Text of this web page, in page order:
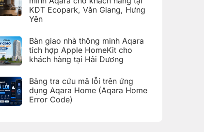
phơi
thông
minh
Aqara
Aqara
Home
ở
Hoàn
thiện
bàn
thống
nhà
thông
minh
khách
hàng
tại
KDT
KDT Ecopark, Văn Giang, Hưng
Yên
bình
luận
ở
Hoàn
giao
nhà
thông
minh
Aqara
Bàn giao nhà thông minh Aqara
tích hợp Apple HomeKit cho
khách hàng tại Hải Dương
bình
luận
ở
Bàn
Bảng tra cứu mã lỗi trên ứng
dụng Aqara Home (Aqara Home
Error Code)